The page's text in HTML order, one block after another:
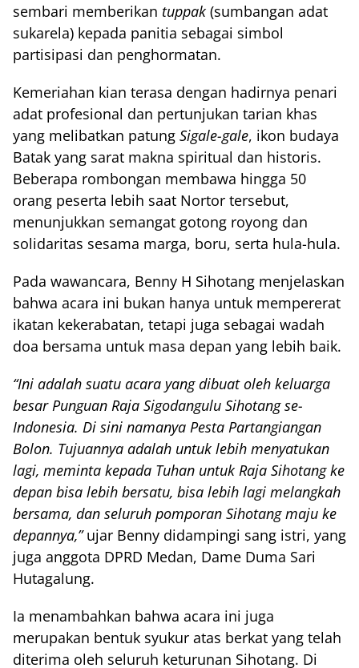
sembari memberikan tuppak (sumbangan adat
sukarela) kepada panitia sebagai simbol
partisipasi dan penghormatan.
Kemeriahan kian terasa dengan hadirnya penari
adat profesional dan pertunjukan tarian khas
yang melibatkan patung Sigale-gale, ikon budaya
Batak yang sarat makna spiritual dan historis.
Beberapa rombongan membawa hingga 50
orang peserta lebih saat Nortor tersebut,
menunjukkan semangat gotong royong dan
solidaritas sesama marga, boru, serta hula-hula.
Pada wawancara, Benny H Sihotang menjelaskan
bahwa acara ini bukan hanya untuk mempererat
ikatan kekerabatan, tetapi juga sebagai wadah
doa bersama untuk masa depan yang lebih baik.
“Ini adalah suatu acara yang dibuat oleh keluarga
besar Punguan Raja Sigodangulu Sihotang se-
Indonesia. Di sini namanya Pesta Partangiangan
Bolon. Tujuannya adalah untuk lebih menyatukan
lagi, meminta kepada Tuhan untuk Raja Sihotang ke
depan bisa lebih bersatu, bisa lebih lagi melangkah
bersama, dan seluruh pomporan Sihotang maju ke
depannya,”ujar Benny didampingi sang istri, yang
juga anggota DPRD Medan, Dame Duma Sari
Hutagalung.
Ia menambahkan bahwa acara ini juga
merupakan bentuk syukur atas berkat yang telah
diterima oleh seluruh keturunan Sihotang. Di